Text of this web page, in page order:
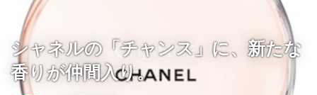
シャネルの「チャンス」に、新たな
香りが仲間入り。